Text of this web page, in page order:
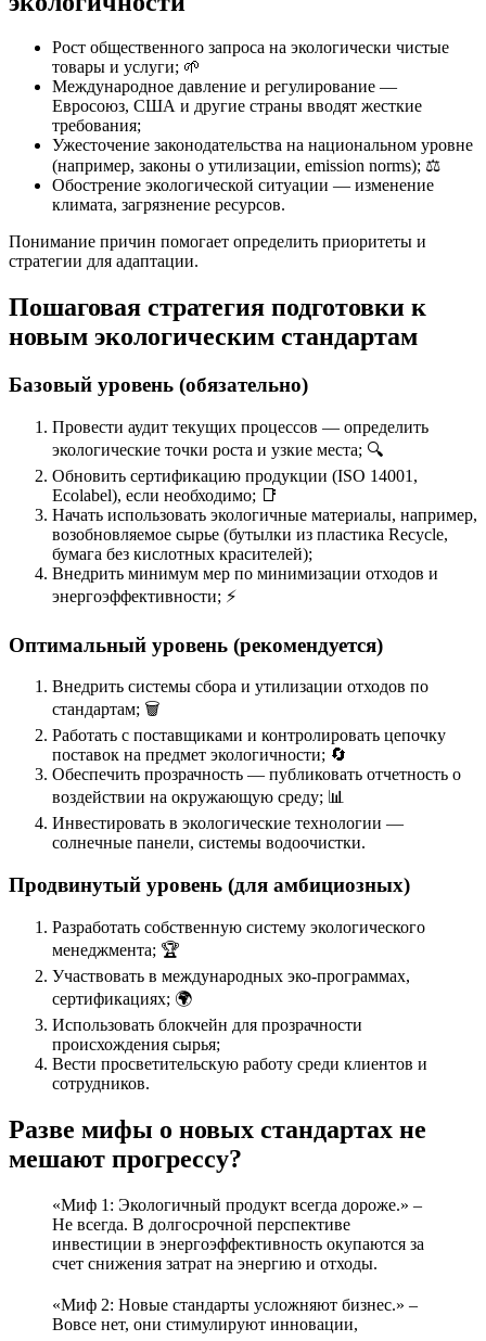
Рост общественного запроса на экологически чистые
товары и услуги; 🌱
Международное давление и регулирование —
Евросоюз, США и другие страны вводят жесткие
требования;
Ужесточение законодательства на национальном уровне
(например, законы о утилизации, emission norms); ⚖️
Обострение экологической ситуации — изменение
климата, загрязнение ресурсов.
Понимание причин помогает определить приоритеты и
стратегии для адаптации.
Пошаговая стратегия подготовки к
новым экологическим стандартам
Базовый уровень (обязательно)
Провести аудит текущих процессов — определить
экологические точки роста и узкие места; 🔍
Обновить сертификацию продукции (ISO 14001,
Ecolabel), если необходимо; 📑
Начать использовать экологичные материалы, например,
возобновляемое сырье (бутылки из пластика Recycle,
бумага без кислотных красителей);
Внедрить минимум мер по минимизации отходов и
энергоэффективности; ⚡
Оптимальный уровень (рекомендуется)
Внедрить системы сбора и утилизации отходов по
стандартам; 🗑️
Работать с поставщиками и контролировать цепочку
поставок на предмет экологичности; 🔄
Обеспечить прозрачность — публиковать отчетность о
воздействии на окружающую среду; 📊
Инвестировать в экологические технологии —
солнечные панели, системы водоочистки.
Продвинутый уровень (для амбициозных)
Разработать собственную систему экологического
менеджмента; 🏆
Участвовать в международных эко-программах,
сертификациях; 🌍
Использовать блокчейн для прозрачности
происхождения сырья;
Вести просветительскую работу среди клиентов и
сотрудников.
Разве мифы о новых стандартах не
мешают прогрессу?
«Миф 1: Экологичный продукт всегда дороже.» –
Не всегда. В долгосрочной перспективе
инвестиции в энергоэффективность окупаются за
счет снижения затрат на энергию и отходы.
«Миф 2: Новые стандарты усложняют бизнес.» –
Вовсе нет, они стимулируют инновации,